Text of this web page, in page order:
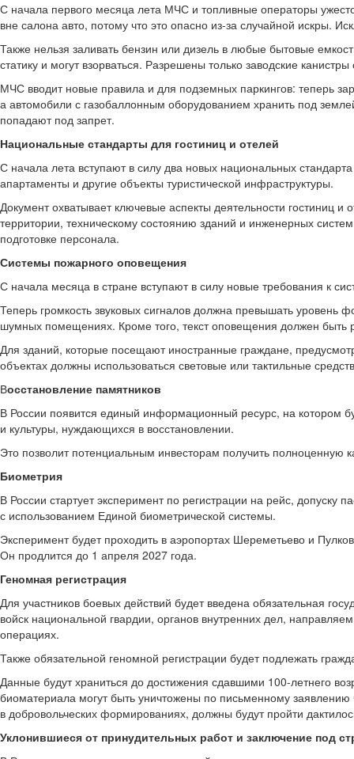
С начала первого месяца лета МЧС и топливные операторы
вне салона авто, потому что это опасно из-за случайной искры.
Также нельзя заливать бензин или дизель в любые бытовые
статику и могут взорваться. Разрешены только заводские
МЧС вводит новые правила и для подземных паркингов: теперь
а автомобили с газобаллонным оборудованием хранить под
попадают под запрет.
Национальные стандарты для гостиниц и отелей
С начала лета вступают в силу два новых национальных
апартаменты и другие объекты туристической инфраструктуры.
Документ охватывает ключевые аспекты деятельности
территории, техническому состоянию зданий и инженерных
подготовке персонала.
Системы пожарного оповещения
С начала месяца в стране вступают в силу новые требования к
Теперь громкость звуковых сигналов должна превышать
шумных помещениях. Кроме того, текст оповещения должен
Для зданий, которые посещают иностранные граждане,
объектах должны использоваться световые или тактильные
Восстановление памятников
В России появится единый информационный ресурс, на котором
и культуры, нуждающихся в восстановлении.
Это позволит потенциальным инвесторам получить полноценную
Биометрия
В России стартует эксперимент по регистрации на рейс, допуску
с использованием Единой биометрической системы.
Эксперимент будет проходить в аэропортах Шереметьево и
Он продлится до 1 апреля 2027 года.
Геномная регистрация
Для участников боевых действий будет введена обязательная
войск национальной гвардии, органов внутренних дел,
операциях.
Также обязательной геномной регистрации будет подлежать
Данные будут храниться до достижения сдавшими 100-летнего
биоматериала могут быть уничтожены по письменному
в добровольческих формированиях, должны будут пройти
Уклонившиеся от принудительных работ и заключение под